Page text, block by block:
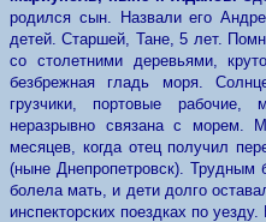
родился сын. Назвали его
детей. Старшей, Тане, 5 лет.
со столетними деревьями,
безбрежная гладь моря.
грузчики, портовые
неразрывно связана с морем.
месяцев, когда отец получил
(ныне Днепропетровск). Трудным
болела мать, и дети долго
инспекторских поездках по